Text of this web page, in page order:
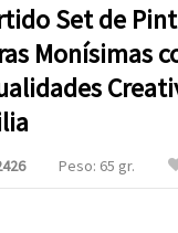
Set de
Monísimas
Peso: 65 gr.